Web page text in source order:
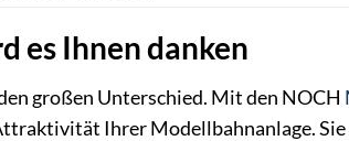
es Ihnen danken
großen Unterschied. Mit den NOCH
Ihrer Modellbahnanlage.